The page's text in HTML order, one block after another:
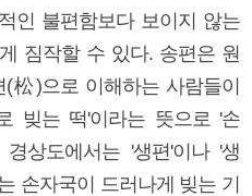
인 불편함보다 보이지 않는
짐작할 수 있다. 송편은 원
松)으로 이해하는 사람들이
빚는 떡'이라는 뜻으로 '손
상도에서는 '생편'이나 '생
손자국이 드러나게 빚는 기